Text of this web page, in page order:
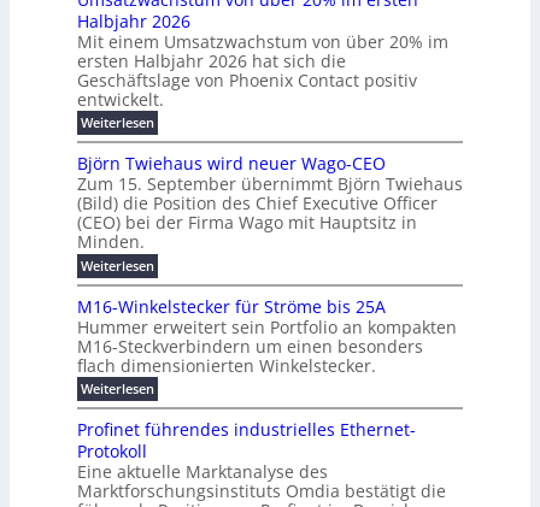
a
u
c
h
t
m
e
h
r
T
m
p
o
u
n
d
w
e
n
g
e
u
f
ü
r
m
o
d
e
r
n
e
E
e
r
g
i
e
l
s
u
N
H
-
S
i
c
h
e
r
u
n
s
l
a
s
t
s
c
h
a
t
i
l
i
g
u
n
g
b
e
i
m
0
2
6
E
u
r
o
e
n
f
a
c
h
d
u
r
c
f
ü
h
r
n
g
e
n
f
ü
r
e
ff
i
z
i
n
t
Halbjahr 2026
Mit einem Umsatzwachstum von über 20% im
ersten Halbjahr 2026 hat sich die
Geschäftslage von Phoenix Contact positiv
entwickelt.
Weiterlesen:
U
m
s
a
t
z
a
c
h
s
t
u
m
v
o
n
ü
b
r
2
Björn Twiehaus wird neuer Wago-CEO
Zum 15. September übernimmt Björn Twiehaus
(Bild) die Position des Chief Executive Officer
(CEO) bei der Firma Wago mit Hauptsitz in
Minden.
Weiterlesen:
B
ö
r
n
T
w
i
e
h
u
s
w
M16-Winkelstecker für Ströme bis 25A
Hummer erweitert sein Portfolio an kompakten
M16-Steckverbindern um einen besonders
flach dimensionierten Winkelstecker.
Weiterlesen:
M
1
6
W
i
Profinet führendes industrielles Ethernet-
Protokoll
Eine aktuelle Marktanalyse des
Marktforschungsinstituts Omdia bestätigt die